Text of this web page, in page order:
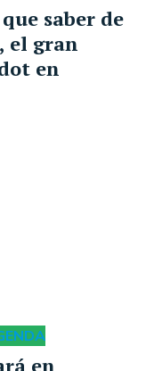
saber de
el gran
en
en